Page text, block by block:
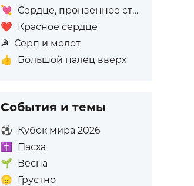
💘 Сердце, пронзенное стрелой
❤️ Красное сердце
☭ Серп и молот
👍
Большой палец вверх
События и темы
⚽ Кубок мира 2026
✝️
Пасха
🌱 Весна
😞 Грустно